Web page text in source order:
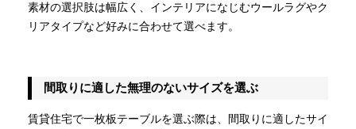
素材の選択肢は幅広く、インテリアになじむウールラグやク
リアタイプなど好みに合わせて選べます。
間取りに適した無理のないサイズを選ぶ
賃貸住宅で一枚板テーブルを選ぶ際は、間取りに適したサイ